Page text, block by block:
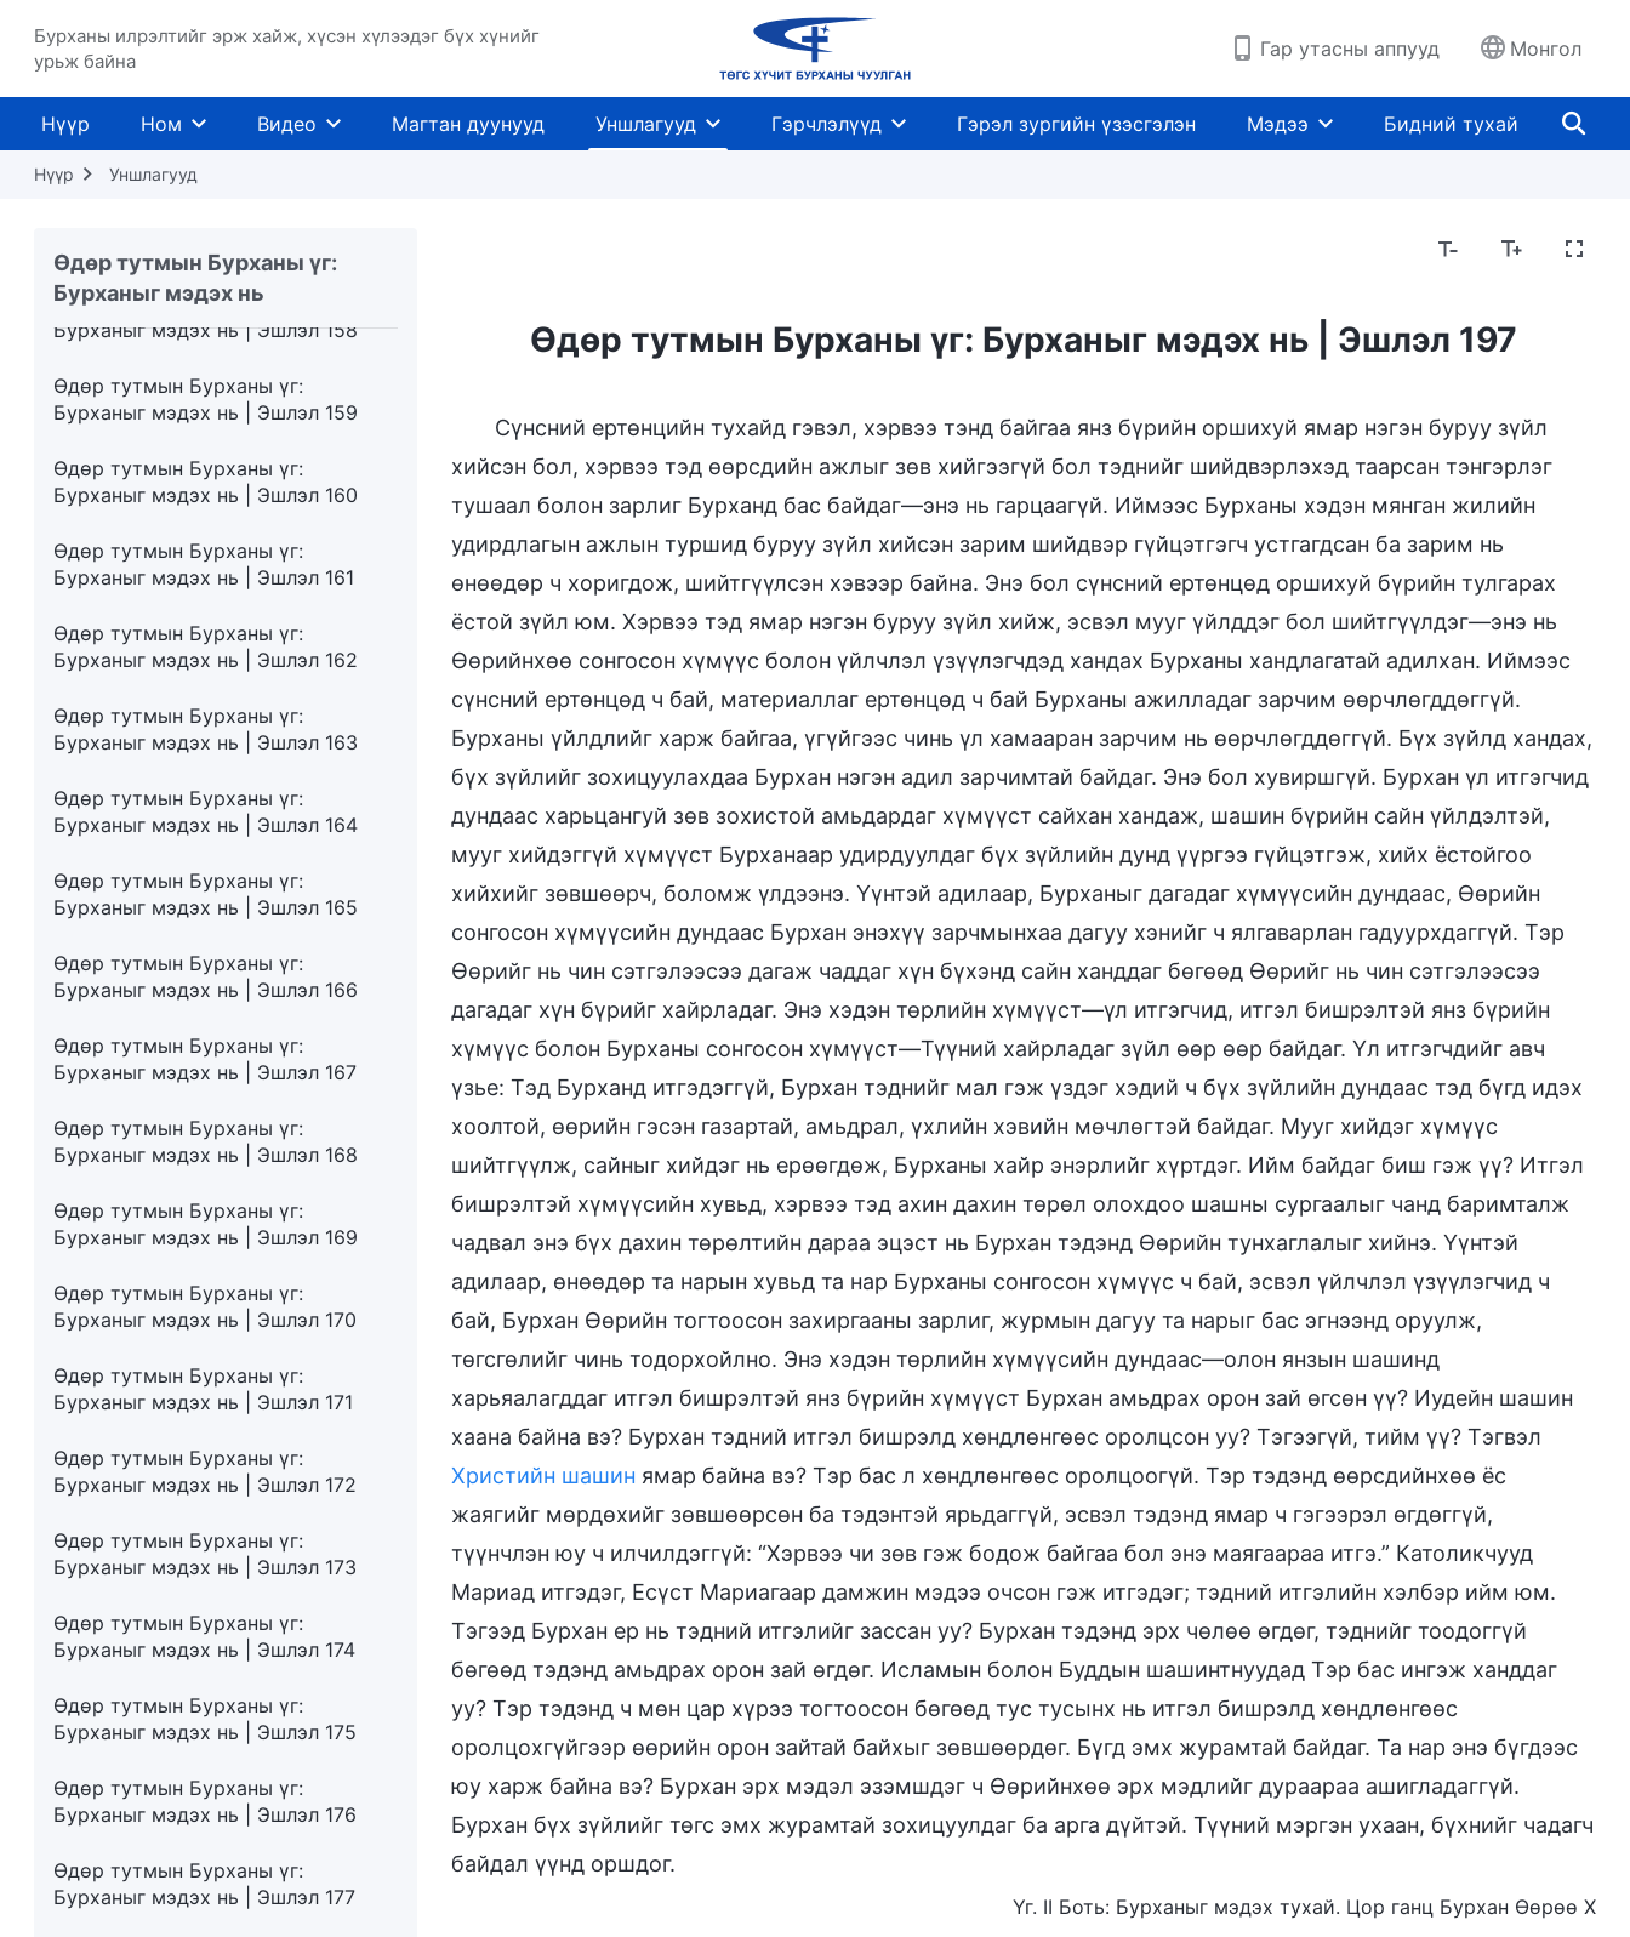
Бурханы илрэлтийг эрж хайж, хүсэн хүлээдэг бүх хүнийг
урьж байна
Гар утасны аппууд Монгол
Нүүр Ном Видео Магтан дуунууд Уншлагууд Гэрчлэлүүд Гэрэл зургийн үзэсгэлэн Мэдээ Бидний тухай
Нүүр Уншлагууд
Өдөр тутмын Бурханы үг:
Бурханыг мэдэх нь
Өдөр тутмын Бурханы үг:
Өдөр тутмын Бурханы үг:
Бурханыг мэдэх нь | Эшлэл 156
Бурханыг мэдэх нь | Эшлэл 157
Өдөр тутмын Бурханы үг:
Бурханыг мэдэх нь | Эшлэл 158
Өдөр тутмын Бурханы үг:
Бурханыг мэдэх нь | Эшлэл 159
Өдөр тутмын Бурханы үг:
Бурханыг мэдэх нь | Эшлэл 160
Өдөр тутмын Бурханы үг:
Бурханыг мэдэх нь | Эшлэл 161
Өдөр тутмын Бурханы үг:
Бурханыг мэдэх нь | Эшлэл 162
Өдөр тутмын Бурханы үг:
Бурханыг мэдэх нь | Эшлэл 163
Өдөр тутмын Бурханы үг:
Бурханыг мэдэх нь | Эшлэл 164
Өдөр тутмын Бурханы үг:
Бурханыг мэдэх нь | Эшлэл 165
Өдөр тутмын Бурханы үг:
Бурханыг мэдэх нь | Эшлэл 166
Өдөр тутмын Бурханы үг:
Бурханыг мэдэх нь | Эшлэл 167
Өдөр тутмын Бурханы үг:
Бурханыг мэдэх нь | Эшлэл 168
Өдөр тутмын Бурханы үг:
Бурханыг мэдэх нь | Эшлэл 169
Өдөр тутмын Бурханы үг:
Бурханыг мэдэх нь | Эшлэл 170
Өдөр тутмын Бурханы үг:
Бурханыг мэдэх нь | Эшлэл 171
Өдөр тутмын Бурханы үг:
Бурханыг мэдэх нь | Эшлэл 172
Өдөр тутмын Бурханы үг:
Бурханыг мэдэх нь | Эшлэл 173
Өдөр тутмын Бурханы үг:
Бурханыг мэдэх нь | Эшлэл 174
Өдөр тутмын Бурханы үг:
Бурханыг мэдэх нь | Эшлэл 175
Өдөр тутмын Бурханы үг:
Бурханыг мэдэх нь | Эшлэл 176
Өдөр тутмын Бурханы үг:
Бурханыг мэдэх нь | Эшлэл 177
Өдөр тутмын Бурханы үг: Бурханыг мэдэх нь | Эшлэл 197
Сүнсний ертөнцийн тухайд гэвэл, хэрвээ тэнд байгаа янз бүрийн оршихуй ямар нэгэн буруу зүйл
хийсэн бол, хэрвээ тэд өөрсдийн ажлыг зөв хийгээгүй бол тэднийг шийдвэрлэхэд таарсан тэнгэрлэг
тушаал болон зарлиг Бурханд бас байдаг—энэ нь гарцаагүй. Иймээс Бурханы хэдэн мянган жилийн
удирдлагын ажлын туршид буруу зүйл хийсэн зарим шийдвэр гүйцэтгэгч устгагдсан ба зарим нь
өнөөдөр ч хоригдож, шийтгүүлсэн хэвээр байна. Энэ бол сүнсний ертөнцөд оршихуй бүрийн тулгарах
ёстой зүйл юм. Хэрвээ тэд ямар нэгэн буруу зүйл хийж, эсвэл мууг үйлддэг бол шийтгүүлдэг—энэ нь
Өөрийнхөө сонгосон хүмүүс болон үйлчлэл үзүүлэгчдэд хандах Бурханы хандлагатай адилхан. Иймээс
сүнсний ертөнцөд ч бай, материаллаг ертөнцөд ч бай Бурханы ажилладаг зарчим өөрчлөгддөггүй.
Бурханы үйлдлийг харж байгаа, үгүйгээс чинь үл хамааран зарчим нь өөрчлөгддөггүй. Бүх зүйлд хандах,
бүх зүйлийг зохицуулахдаа Бурхан нэгэн адил зарчимтай байдаг. Энэ бол хувиршгүй. Бурхан үл итгэгчид
дундаас харьцангуй зөв зохистой амьдардаг хүмүүст сайхан хандаж, шашин бүрийн сайн үйлдэлтэй,
мууг хийдэггүй хүмүүст Бурханаар удирдуулдаг бүх зүйлийн дунд үүргээ гүйцэтгэж, хийх ёстойгоо
хийхийг зөвшөөрч, боломж үлдээнэ. Үүнтэй адилаар, Бурханыг дагадаг хүмүүсийн дундаас, Өөрийн
сонгосон хүмүүсийн дундаас Бурхан энэхүү зарчмынхаа дагуу хэнийг ч ялгаварлан гадуурхдаггүй. Тэр
Өөрийг нь чин сэтгэлээсээ дагаж чаддаг хүн бүхэнд сайн ханддаг бөгөөд Өөрийг нь чин сэтгэлээсээ
дагадаг хүн бүрийг хайрладаг. Энэ хэдэн төрлийн хүмүүст—үл итгэгчид, итгэл бишрэлтэй янз бүрийн
хүмүүс болон Бурханы сонгосон хүмүүст—Түүний хайрладаг зүйл өөр өөр байдаг. Үл итгэгчдийг авч
үзье: Тэд Бурханд итгэдэггүй, Бурхан тэднийг мал гэж үздэг хэдий ч бүх зүйлийн дундаас тэд бүгд идэх
хоолтой, өөрийн гэсэн газартай, амьдрал, үхлийн хэвийн мөчлөгтэй байдаг. Мууг хийдэг хүмүүс
шийтгүүлж, сайныг хийдэг нь ерөөгдөж, Бурханы хайр энэрлийг хүртдэг. Ийм байдаг биш гэж үү? Итгэл
бишрэлтэй хүмүүсийн хувьд, хэрвээ тэд ахин дахин төрөл олохдоо шашны сургаалыг чанд баримталж
чадвал энэ бүх дахин төрөлтийн дараа эцэст нь Бурхан тэдэнд Өөрийн тунхаглалыг хийнэ. Үүнтэй
адилаар, өнөөдөр та нарын хувьд та нар Бурханы сонгосон хүмүүс ч бай, эсвэл үйлчлэл үзүүлэгчид ч
бай, Бурхан Өөрийн тогтоосон захиргааны зарлиг, журмын дагуу та нарыг бас эгнээнд оруулж,
төгсгөлийг чинь тодорхойлно. Энэ хэдэн төрлийн хүмүүсийн дундаас—олон янзын шашинд
харьяалагддаг итгэл бишрэлтэй янз бүрийн хүмүүст Бурхан амьдрах орон зай өгсөн үү? Иудейн шашин
хаана байна вэ? Бурхан тэдний итгэл бишрэлд хөндлөнгөөс оролцсон уу? Тэгээгүй, тийм үү? Тэгвэл
Христийн шашин ямар байна вэ? Тэр бас л хөндлөнгөөс оролцоогүй. Тэр тэдэнд өөрсдийнхөө ёс
жаягийг мөрдөхийг зөвшөөрсөн ба тэдэнтэй ярьдаггүй, эсвэл тэдэнд ямар ч гэгээрэл өгдөггүй,
түүнчлэн юу ч илчилдэггүй: “Хэрвээ чи зөв гэж бодож байгаа бол энэ маягаараа итгэ.” Католикчууд
Мариад итгэдэг, Есүст Мариагаар дамжин мэдээ очсон гэж итгэдэг; тэдний итгэлийн хэлбэр ийм юм.
Тэгээд Бурхан ер нь тэдний итгэлийг зассан уу? Бурхан тэдэнд эрх чөлөө өгдөг, тэднийг тоодоггүй
бөгөөд тэдэнд амьдрах орон зай өгдөг. Исламын болон Буддын шашинтнуудад Тэр бас ингэж ханддаг
уу? Тэр тэдэнд ч мөн цар хүрээ тогтоосон бөгөөд тус тусынх нь итгэл бишрэлд хөндлөнгөөс
оролцохгүйгээр өөрийн орон зайтай байхыг зөвшөөрдөг. Бүгд эмх журамтай байдаг. Та нар энэ бүгдээс
юу харж байна вэ? Бурхан эрх мэдэл эзэмшдэг ч Өөрийнхөө эрх мэдлийг дураараа ашигладаггүй.
Бурхан бүх зүйлийг төгс эмх журамтай зохицуулдаг ба арга дүйтэй. Түүний мэргэн ухаан, бүхнийг чадагч
байдал үүнд оршдог.
Үг. II Боть: Бурханыг мэдэх тухай. Цор ганц Бурхан Өөрөө X